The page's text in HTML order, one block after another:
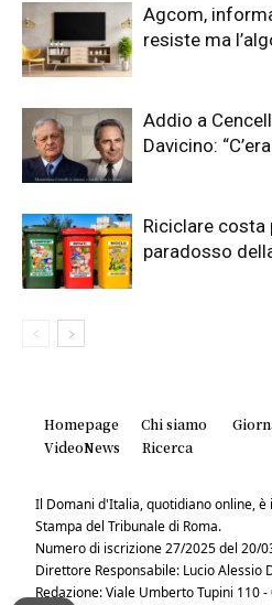
Agcom,
resiste ma
Addio a
Davicino:
Riciclare costa
paradosso
Homepage Chi siamo
VideoNews
Ricerca
Il Domani d'Italia, quotidiano online, è
Stampa del Tribunale di Roma.
Numero di iscrizione 27/2025 del 20/
Direttore Responsabile: Lucio Alessio
Redazione: Viale Umberto Tupini 110 -